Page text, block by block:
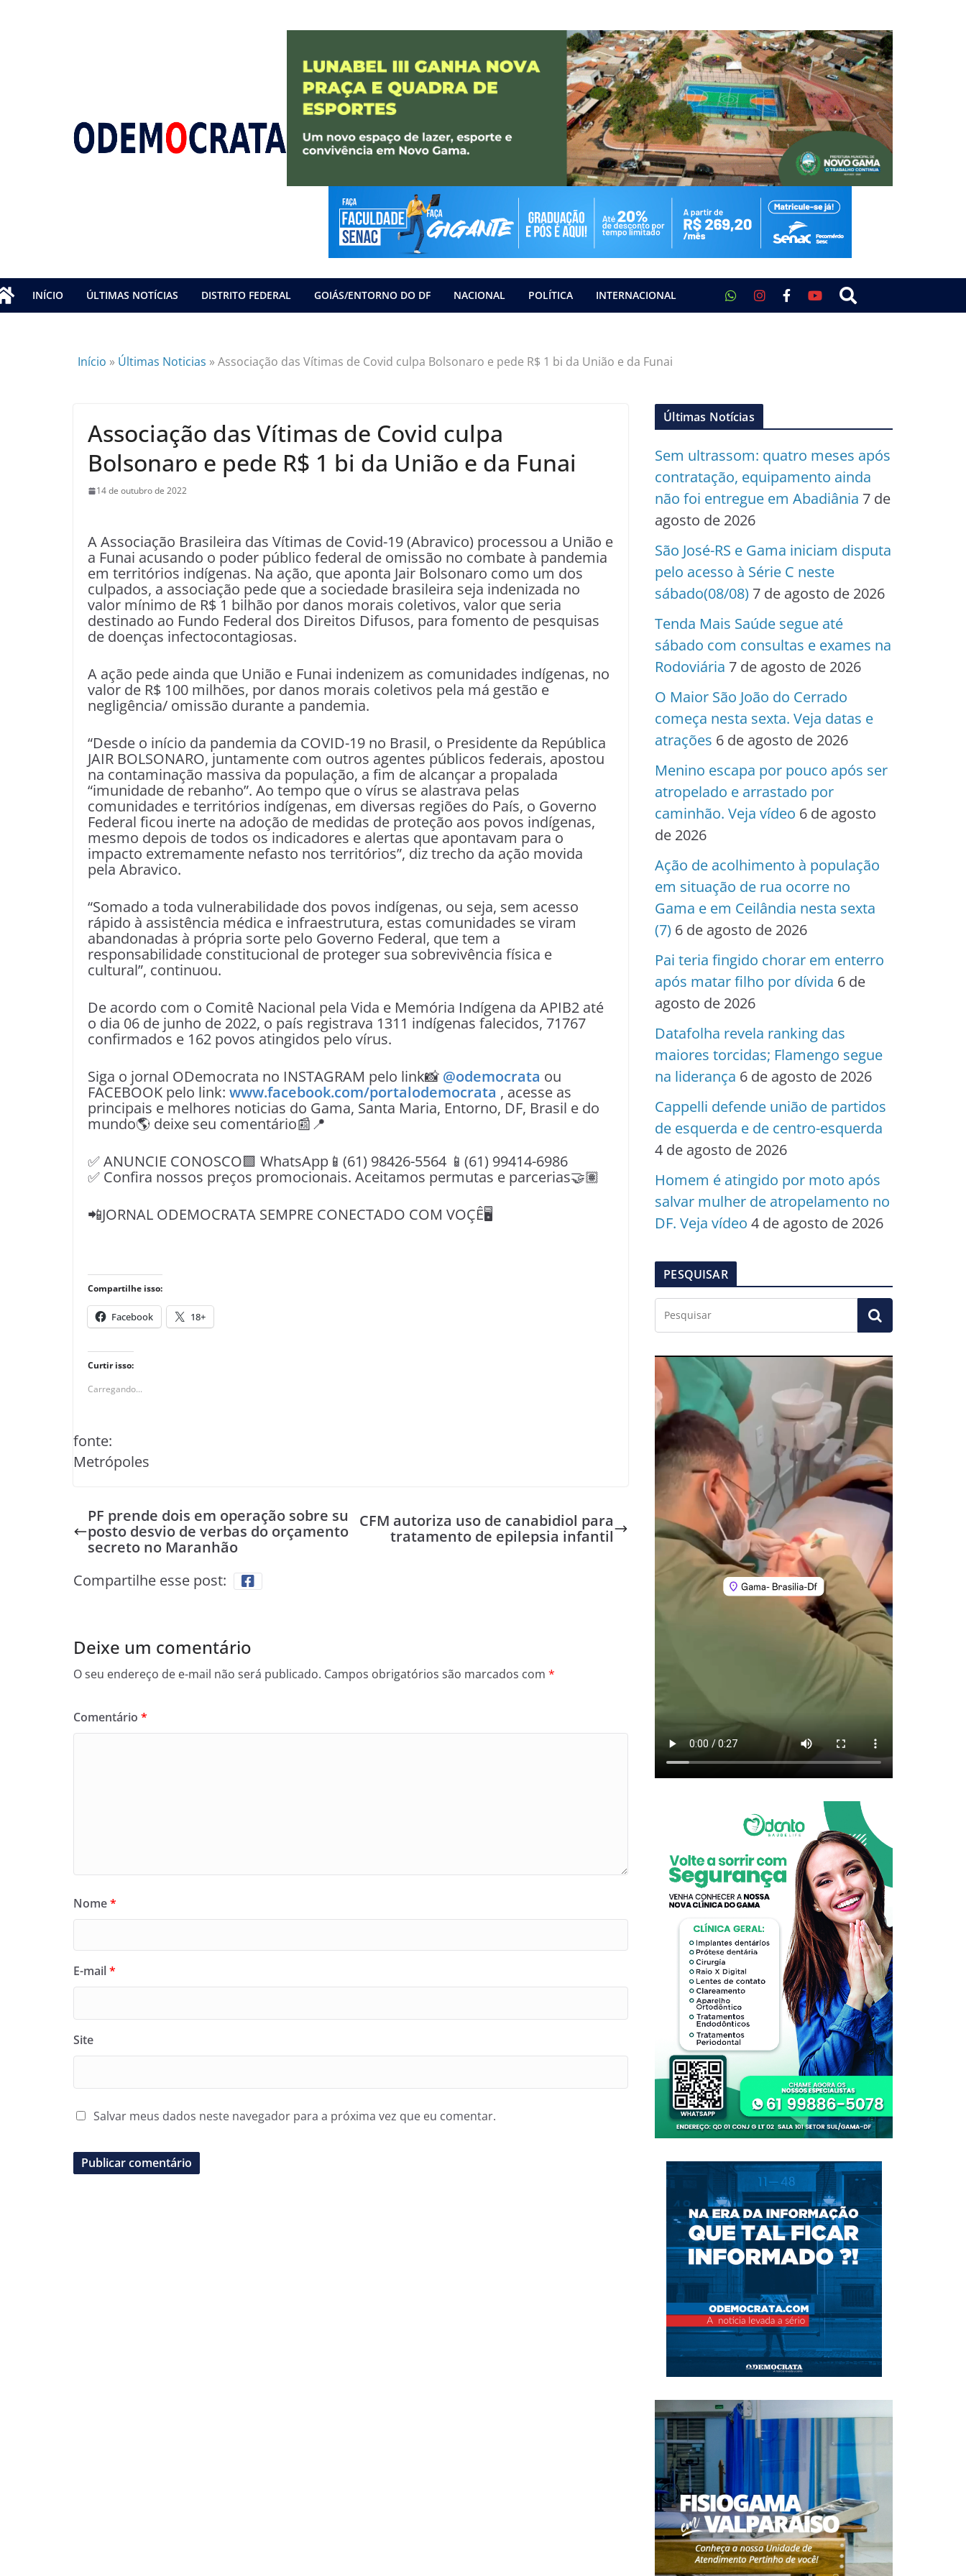
INÍCIO ÚLTIMAS NOTÍCIAS DISTRITO FEDERAL GOIÁS/ENTORNO DO DF NACIONAL POLÍTICA INTERNACIONAL
Início » Últimas Noticias »Associação das Vítimas de Covid culpa Bolsonaro e pede R$ 1 bi da União e da Funai
Associação das Vítimas de Covid culpa
Bolsonaro e pede R$ 1 bi da União e da Funai
14 de outubro de 2022
A Associação Brasileira das Vítimas de Covid-19 (Abravico) processou a União e
a Funai acusando o poder público federal de omissão no combate à pandemia
em territórios indígenas. Na ação, que aponta Jair Bolsonaro como um dos
culpados, a associação pede que a sociedade brasileira seja indenizada no
valor mínimo de R$ 1 bilhão por danos morais coletivos, valor que seria
destinado ao Fundo Federal dos Direitos Difusos, para fomento de pesquisas
de doenças infectocontagiosas.
A ação pede ainda que União e Funai indenizem as comunidades indígenas, no
valor de R$ 100 milhões, por danos morais coletivos pela má gestão e
negligência/ omissão durante a pandemia.
“Desde o início da pandemia da COVID-19 no Brasil, o Presidente da República
JAIR BOLSONARO, juntamente com outros agentes públicos federais, apostou
na contaminação massiva da população, a fim de alcançar a propalada
“imunidade de rebanho”. Ao tempo que o vírus se alastrava pelas
comunidades e territórios indígenas, em diversas regiões do País, o Governo
Federal ficou inerte na adoção de medidas de proteção aos povos indígenas,
mesmo depois de todos os indicadores e alertas que apontavam para o
impacto extremamente nefasto nos territórios”, diz trecho da ação movida
pela Abravico.
“Somado a toda vulnerabilidade dos povos indígenas, ou seja, sem acesso
rápido à assistência médica e infraestrutura, estas comunidades se viram
abandonadas à própria sorte pelo Governo Federal, que tem a
responsabilidade constitucional de proteger sua sobrevivência física e
cultural”, continuou.
De acordo com o Comitê Nacional pela Vida e Memória Indígena da APIB2 até
o dia 06 de junho de 2022, o país registrava 1311 indígenas falecidos, 71767
confirmados e 162 povos atingidos pelo vírus.
Siga o jornal ODemocrata no INSTAGRAM pelo link📸 @odemocrata ou
FACEBOOK pelo link: www.facebook.com/portalodemocrata , acesse as
principais e melhores noticias do Gama, Santa Maria, Entorno, DF, Brasil e do
mundo🌎 deixe seu comentário📰📍
✅ ANUNCIE CONOSCO🟩 WhatsApp📱(61) 98426-5564 📱(61) 99414-6986
✅ Confira nossos preços promocionais. Aceitamos permutas e parcerias🤝🏽
📲JORNAL ODEMOCRATA SEMPRE CONECTADO COM VOÇÊ🖥️
Compartilhe isso:
Facebook 18+
Curtir isso:
Carregando...
fonte:
Metrópoles
PF prende dois em operação sobre su
posto desvio de verbas do orçamento
secreto no Maranhão
CFM autoriza uso de canabidiol para
tratamento de epilepsia infantil
Compartilhe esse post:
Deixe um comentário
O seu endereço de e-mail não será publicado. Campos obrigatórios são marcados com *
Comentário *
Nome*
E-mail*
Site
Salvar meus dados neste navegador para a próxima vez que eu comentar.
Últimas Notícias
Sem ultrassom: quatro meses após
contratação, equipamento ainda
não foi entregue em Abadiânia 7 de
agosto de 2026
São José-RS e Gama iniciam disputa
pelo acesso à Série C neste
sábado(08/08) 7 de agosto de 2026
Tenda Mais Saúde segue até
sábado com consultas e exames na
Rodoviária 7 de agosto de 2026
O Maior São João do Cerrado
começa nesta sexta. Veja datas e
atrações 6 de agosto de 2026
Menino escapa por pouco após ser
atropelado e arrastado por
caminhão. Veja vídeo 6 de agosto
de 2026
Ação de acolhimento à população
em situação de rua ocorre no
Gama e em Ceilândia nesta sexta
(7) 6 de agosto de 2026
Pai teria fingido chorar em enterro
após matar filho por dívida 6 de
agosto de 2026
Datafolha revela ranking das
maiores torcidas; Flamengo segue
na liderança 6 de agosto de 2026
Cappelli defende união de partidos
de esquerda e de centro-esquerda
4 de agosto de 2026
Homem é atingido por moto após
salvar mulher de atropelamento no
DF. Veja vídeo 4 de agosto de 2026
PESQUISAR